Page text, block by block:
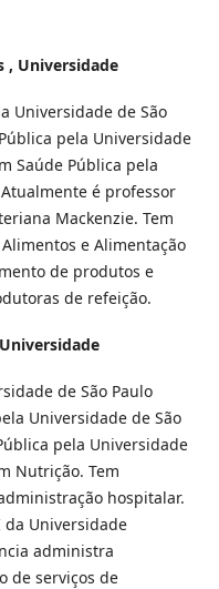
, Universidade
Universidade de São
pela Universidade
Saúde Pública pela
é professor
Mackenzie. Tem
e Alimentação
de produtos e
de refeição.
Universidade
de São Paulo
Universidade de São
pela Universidade
Nutrição. Tem
hospitalar.
Universidade
administra
de serviços de